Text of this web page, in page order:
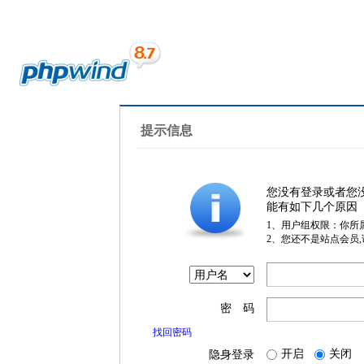
提示信息
您没有登录或者您
能有如下几个原因
1、用户组权限：你所
2、您还不是站点会员
密 码
找回密码
隐身登录 开启 关闭